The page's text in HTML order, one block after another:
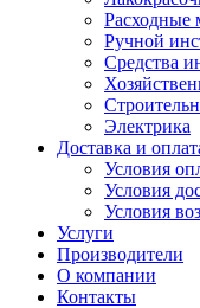
Расходные
Ручной
Средства
Электрика
Доставка и
Условия
Условия
Условия
Услуги
Производители
О компании
Контакты